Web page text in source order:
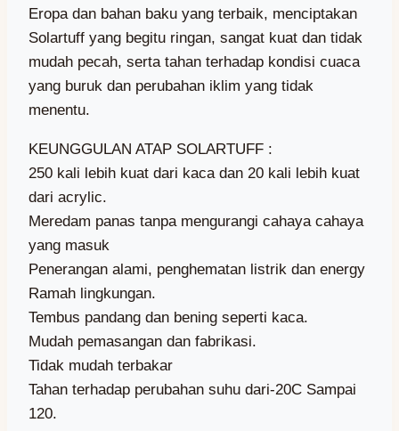
Eropa dan bahan baku yang terbaik, menciptakan
Solartuff yang begitu ringan, sangat kuat dan tidak
mudah pecah, serta tahan terhadap kondisi cuaca
yang buruk dan perubahan iklim yang tidak
menentu.
KEUNGGULAN ATAP SOLARTUFF :
250 kali lebih kuat dari kaca dan 20 kali lebih kuat
dari acrylic.
Meredam panas tanpa mengurangi cahaya cahaya
yang masuk
Penerangan alami, penghematan listrik dan energy
Ramah lingkungan.
Tembus pandang dan bening seperti kaca.
Mudah pemasangan dan fabrikasi.
Tidak mudah terbakar
Tahan terhadap perubahan suhu dari-20C Sampai
120.